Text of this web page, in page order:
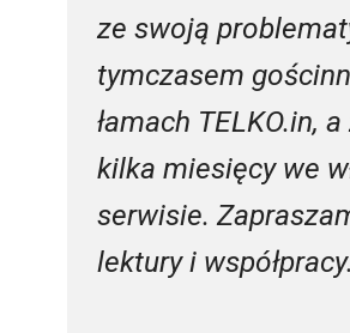
ze swoją
tymczasem
łamach TELKO.in, a
kilka miesięcy we
serwisie.
lektury i współpracy.